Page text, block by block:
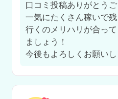
口コミ投稿ありがとうご
一気にたくさん稼いで
行くのメリハリが合っ
ましょう！
今後もよろしくお願いし